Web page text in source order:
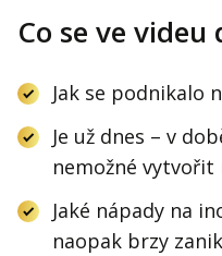
Co se ve videu
Jak se podnikalo
Je už dnes – v
nemožné vytvořit
Jaké nápady na
naopak brzy